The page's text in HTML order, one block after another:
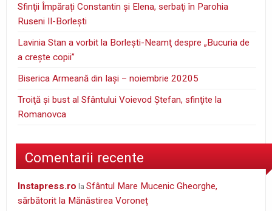
Sfinţii Împărați Constantin și Elena, serbaţi în Parohia
Ruseni II-Borleşti
Lavinia Stan a vorbit la Borleşti-Neamţ despre „Bucuria de
a creşte copii”
Biserica Armeană din Iași – noiembrie 20205
Troiţă şi bust al Sfântului Voievod Ştefan, sfinţite la
Romanovca
Comentarii recente
instapress.ro laSfântul Mare Mucenic Gheorghe,
sărbătorit la Mănăstirea Voroneț